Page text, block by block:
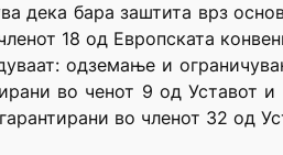
дека бара заштита врз
18 од Европската
одземање и
во ченот 9 од Уставот
во членот 32 од